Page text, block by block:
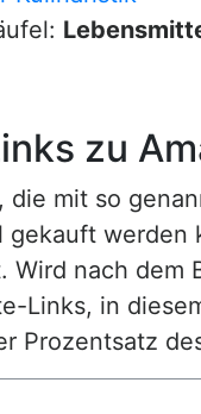
zu
mit so
gekauft
Wird nach
Links, in
Prozentsatz